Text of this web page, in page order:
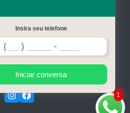
Contato
Mapa do site
1
Insira seu telefone
Iniciar conversa